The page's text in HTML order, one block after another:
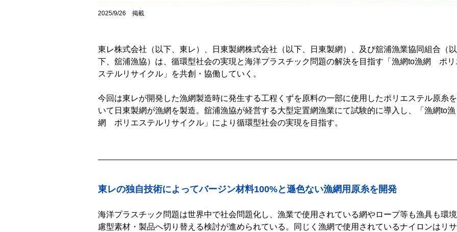
2025/9/26 掲載
東レ株式会社（以下、東レ）、日東製網株式会社（以下、日東製網）、及び舘浦漁業協同組合（以
下、舘浦漁協）は、循環型社会の実現と海洋プラスチック問題の解決を目指す「漁網to漁網 ポリ
ステルリサイクル」を共創・協働していく。
今回は東レが開発した漁網製造時に発生する工程くずを原料の一部に使用したポリエステル原糸を
いて日東製網が漁網を製造。舘浦漁協が経営する大型定置網漁業にて試験的に導入し、「漁網to漁
網 ポリエステルリサイクル」により循環型社会の実現を目指す。
東レの独自技術によってバージン材料100%と遜色ない漁網用原糸を開発
海洋プラスチック問題は世界中で社会問題化し、漁業で使用されている網やロープ等も漁具も環
慮型素材・製品へ切り替える検討が進められている。同じく漁網で使用されているナイロンはリサ